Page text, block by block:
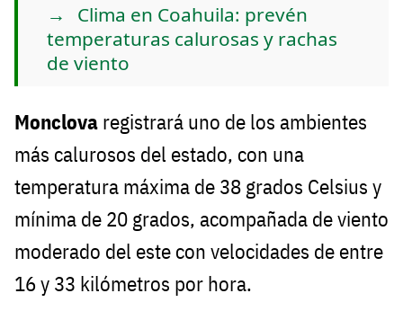
Clima en Coahuila: prevén
temperaturas calurosas y rachas
de viento
Monclova registrará uno de los ambientes
más calurosos del estado, con una
temperatura máxima de 38 grados Celsius y
mínima de 20 grados, acompañada de viento
moderado del este con velocidades de entre
16 y 33 kilómetros por hora.